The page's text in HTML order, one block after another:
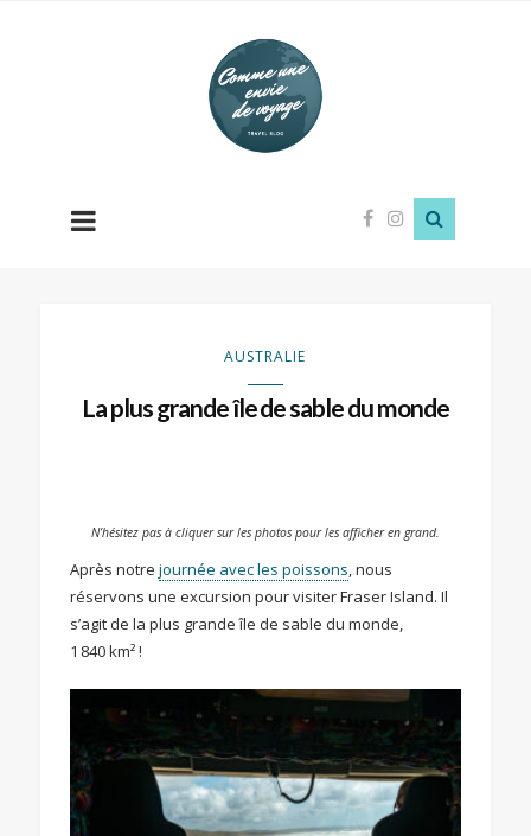
Comme
une
envie
de
AUSTRALIE
La plus grande île de sable du monde
N’hésitez pas à cliquer sur les photos pour les afficher en grand.
Après notre journée avec les poissons, nous
réservons une excursion pour visiter Fraser Island. Il
s’agit de la plus grande île de sable du monde,
1 840 km² !